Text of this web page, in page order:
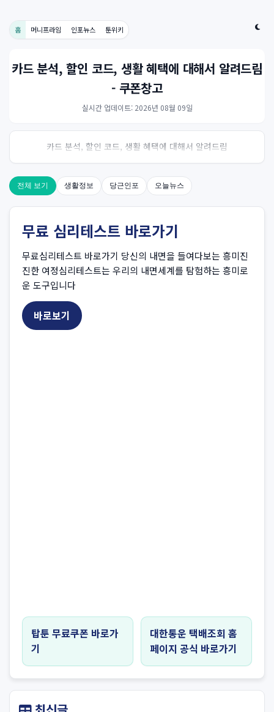
홈 머니프라임 인포뉴스 툰위키
카드 분석, 할인 코드, 생활 혜택에 대해서 알려드림
- 쿠폰창고
실시간 업데이트: 2026년 08월 09일
카드 분석, 할인 코드, 생활 혜택에 대해서 알려드림
전체 보기 생활정보 당근인포 오늘뉴스
무료 심리테스트 바로가기
무료심리테스트 바로가기 당신의 내면을 들여다보는 흥미진
진한 여정심리테스트는 우리의 내면세계를 탐험하는 흥미로
운 도구입니다
바로보기
탑툰 무료쿠폰 바로가
기
대한통운 택배조회 홈
페이지 공식 바로가기